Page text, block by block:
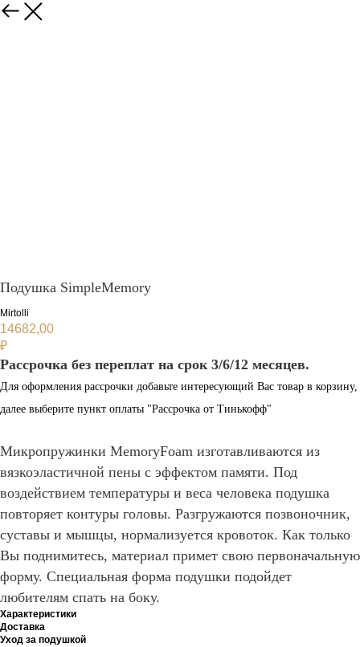
Подушка SimpleMemory
Mirtolli
14682,00
₽
Рассрочка без переплат на срок 3/6/12 месяцев.
Для оформления рассрочки добавьте интересующий Вас товар в корзину,
далее выберите пункт оплаты "Рассрочка от Тинькофф"
Микропружинки MemoryFoam изготавливаются из
вязкоэластичной пены с эффектом памяти. Под
воздействием температуры и веса человека подушка
повторяет контуры головы. Разгружаются позвоночник,
суставы и мышцы, нормализуется кровоток. Как только
Вы поднимитесь, материал примет свою первоначальную
форму. Специальная форма подушки подойдет
любителям спать на боку.
Характеристики
Доставка
Уход за подушкой